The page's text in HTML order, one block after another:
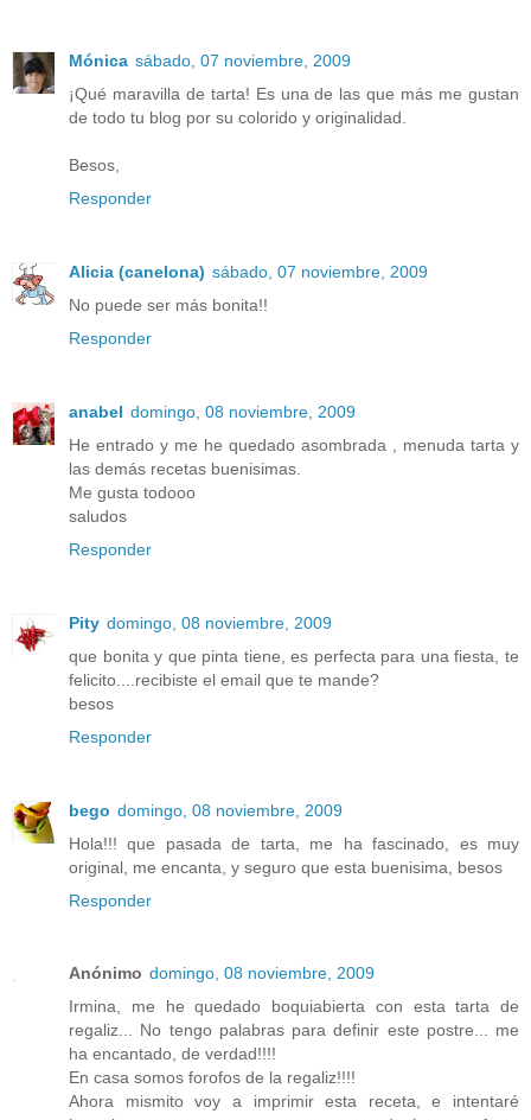
Mónica sábado, 07 noviembre, 2009
¡Qué maravilla de tarta! Es una de las que más me gustan
de todo tu blog por su colorido y originalidad.
Besos,
Responder
Alicia (canelona) sábado, 07 noviembre, 2009
No puede ser más bonita!!
Responder
anabel domingo, 08 noviembre, 2009
He entrado y me he quedado asombrada , menuda tarta y
las demás recetas buenisimas.
Me gusta todooo
saludos
Responder
Pity domingo, 08 noviembre, 2009
que bonita y que pinta tiene, es perfecta para una fiesta, te
felicito....recibiste el email que te mande?
besos
Responder
bego domingo, 08 noviembre, 2009
Hola!!! que pasada de tarta, me ha fascinado, es muy
original, me encanta, y seguro que esta buenisima, besos
Responder
Anónimo domingo, 08 noviembre, 2009
Irmina, me he quedado boquiabierta con esta tarta de
regaliz... No tengo palabras para definir este postre... me
ha encantado, de verdad!!!!
En casa somos forofos de la regaliz!!!!
Ahora mismito voy a imprimir esta receta, e intentaré